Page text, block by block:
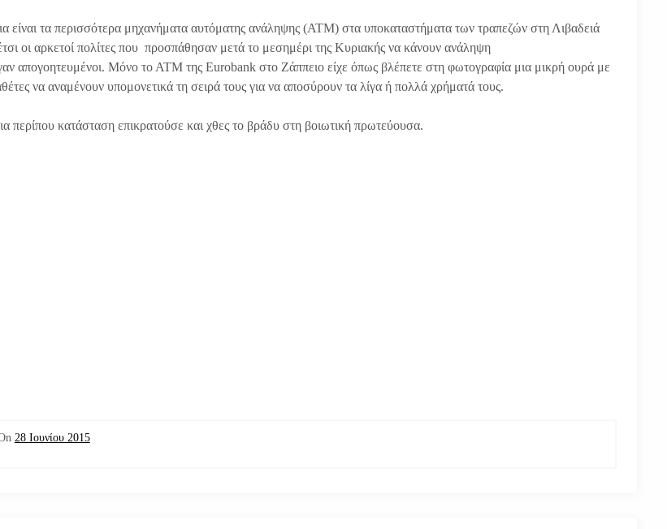
είναι τα περισσότερα μηχανήματα αυτόματης ανάληψης (ΑΤΜ) στα υποκαταστήματα των τραπεζών στη Λιβαδειά
οι αρκετοί πολίτες που προσπάθησαν μετά το μεσημέρι της Κυριακής να κάνουν ανάληψη
απογοητευμένοι. Μόνο το ΑΤΜ της Eurobank στο Ζάππειο είχε όπως βλέπετε στη φωτογραφία μια μικρή ουρά με
να αναμένουν υπομονετικά τη σειρά τους για να αποσύρουν τα λίγα ή πολλά χρήματά τους.
περίπου κατάσταση επικρατούσε και χθες το βράδυ στη βοιωτική πρωτεύουσα.
28 Ιουνίου 2015